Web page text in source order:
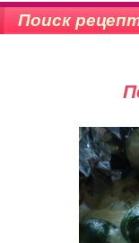
Поиск